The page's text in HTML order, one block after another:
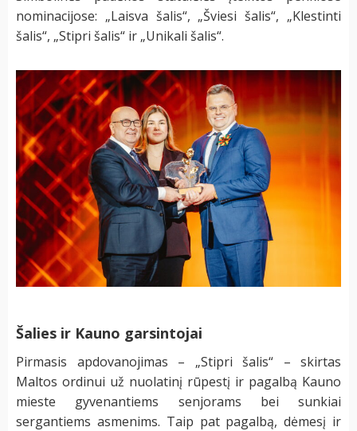
nominacijose: „Laisva šalis“, „Šviesi šalis“, „Klestinti
šalis“, „Stipri šalis“ ir „Unikali šalis“.
Šalies ir Kauno garsintojai
Pirmasis apdovanojimas – „Stipri šalis“ – skirtas
Maltos ordinui už nuolatinį rūpestį ir pagalbą Kauno
mieste gyvenantiems senjorams bei sunkiai
sergantiems asmenims. Taip pat pagalbą, dėmesį ir